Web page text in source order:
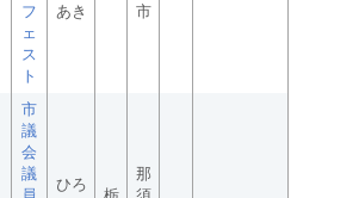
フ
ェ
ス
ト
あき
市
市
議
会
議
ひろ
那